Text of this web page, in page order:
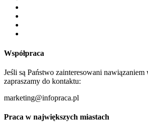
Współpraca
Jeśli są Państwo zainteresowani nawiązaniem
zapraszamy do kontaktu:
marketing@infopraca.pl
Praca w największych miastach